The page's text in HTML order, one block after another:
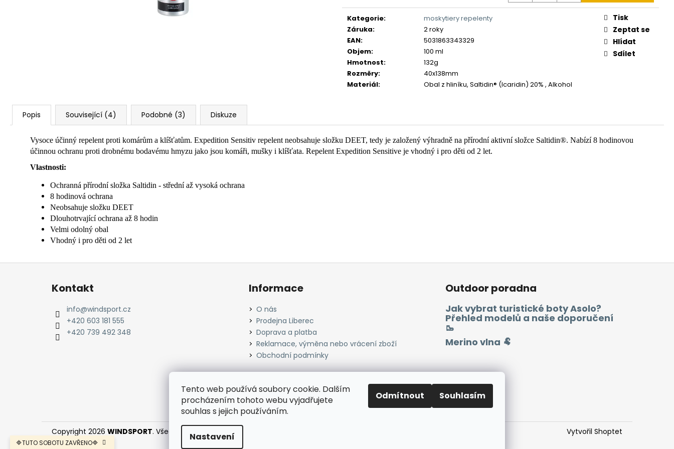
Tento web používá soubory cookie. Dalším
procházením tohoto webu vyjadřujete
souhlas s jejich používáním.
Nastavení
Odmítnout Souhlasím
🔷TUTO SOBOTU ZAVŘENO🔷
cena:
Kategorie:
moskytiery repelenty
Záruka:
2 roky
EAN:
5031863343329
Objem:
100 ml
Hmotnost:
132g
Rozměry:
40x138mm
Materiál: Obal z hliníku, Saltidin® (Icaridin) 20% , Alkohol
Tisk
Zeptat se
Hlídat
Sdílet
Popis Související (4) Podobné (3) Diskuze
Vysoce účinný repelent proti komárům a klíšťatům. Expedition Sensitiv repelent neobsahuje složku DEET, tedy je založený výhradně na přírodní aktivní složce Saltidin®. Nabízí 8 hodinovou
účinnou ochranu proti drobnému bodavému hmyzu jako jsou komáři, mušky i klíšťata. Repelent Expedition Sensitive je vhodný i pro děti od 2 let.
Vlastnosti:
Ochranná přírodní složka Saltidin - střední až vysoká ochrana
8 hodinová ochrana
Neobsahuje složku DEET
Dlouhotrvající ochrana až 8 hodin
Velmi odolný obal
Vhodný i pro děti od 2 let
Z
Kontakt
info@windsport.cz
+420 603 181 555
+420 739 492 348
Informace
O nás
Prodejna Liberec
Doprava a platba
Reklamace, výměna nebo vrácení zboží
Obchodní podmínky
Outdoor poradna
Jak vybrat turistické boty Asolo?
Přehled modelů a naše doporučení
🥾
Merino vlna 🐏
Instagram Facebook Heureka.cz Zboží.cz
Vytvořil Shoptet
Copyright 2026 WINDSPORT. Všechna práva vyhrazena.